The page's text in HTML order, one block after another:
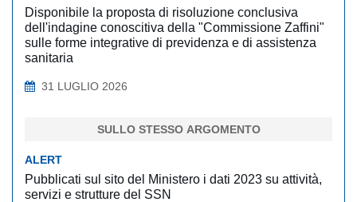
Disponibile la proposta di risoluzione conclusiva
dell'indagine conoscitiva della "Commissione Zaffini"
sulle forme integrative di previdenza e di assistenza
sanitaria
31 LUGLIO 2026
SULLO STESSO ARGOMENTO
ALERT
Pubblicati sul sito del Ministero i dati 2023 su attività,
servizi e strutture del SSN